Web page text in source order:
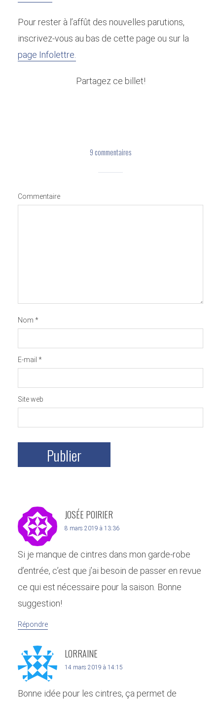
Entrez! La première impression de
Pour rester à l’affût des nouvelles parutions,
inscrivez-vous au bas de cette page ou sur la
page Infolettre.
Partagez ce billet!
9 commentaires
Commentaire
Nom *
E-mail *
Site web
JOSÉE POIRIER
8 mars 2019 à 13:36
Si je manque de cintres dans mon garde-robe
d’entrée, c’est que j’ai besoin de passer en revue
ce qui est nécessaire pour la saison. Bonne
suggestion!
Répondre
LORRAINE
14 mars 2019 à 14:15
Bonne idée pour les cintres, ça permet de